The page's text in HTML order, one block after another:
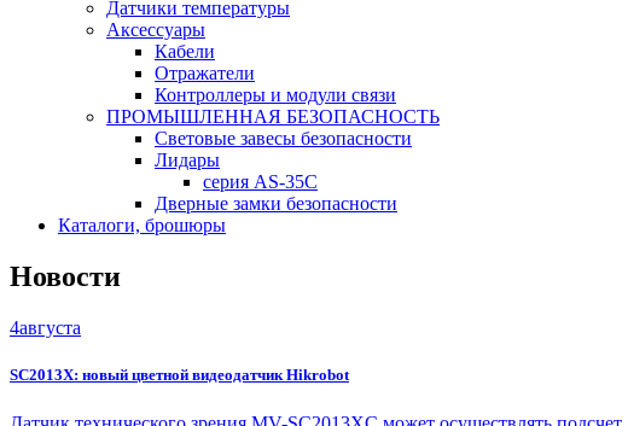
Датчики температуры
Аксессуары
Кабели
Отражатели
Контроллеры и модули связи
ПРОМЫШЛЕННАЯ БЕЗОПАСНОСТЬ
Световые завесы безопасности
Лидары
серия AS-35C
Дверные замки безопасности
Каталоги, брошюры
Новости
4августа
SC2013X: новый цветной видеодатчик Hikrobot